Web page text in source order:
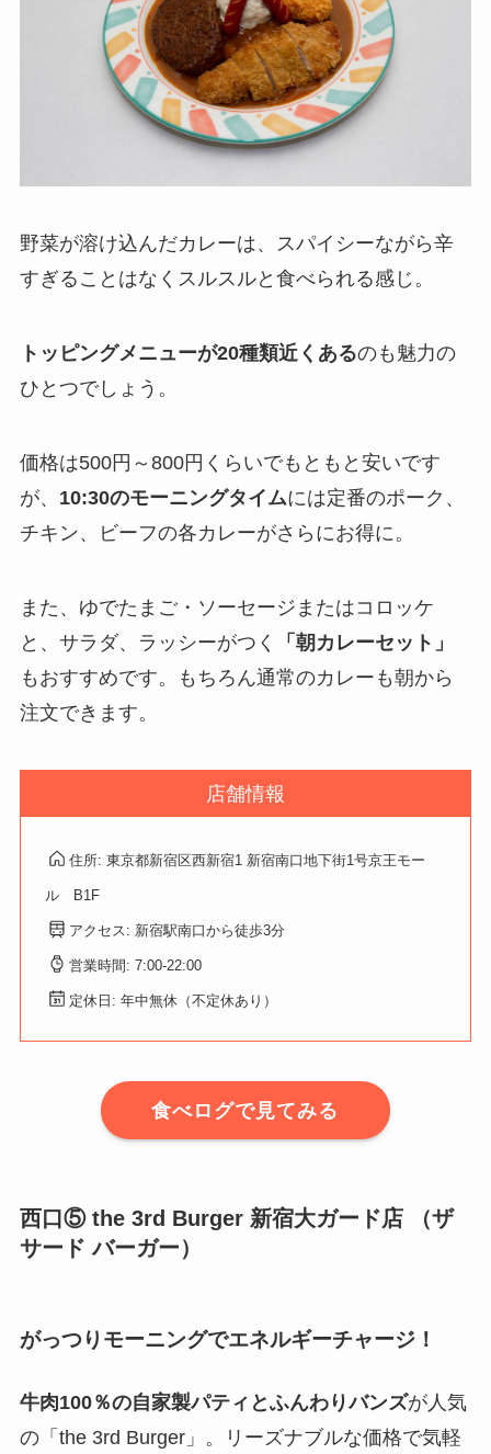
野菜が溶け込んだカレーは、スパイシーながら辛
すぎることはなくスルスルと食べられる感じ。
トッピングメニューが20種類近くあるのも魅力の
ひとつでしょう。
価格は500円～800円くらいでもともと安いです
が、 10:30のモーニングタイムには定番のポーク、
チキン、ビーフの各カレーがさらにお得に。
また、ゆでたまご・ソーセージまたはコロッケ
と、サラダ、ラッシーがつく
「朝カレーセット」
もおすすめです。もちろん通常のカレーも朝から
注文できます。
店舗情報
住所: 東京都新宿区西新宿1 新宿南口地下街1号京王モー
ル B1F
アクセス: 新宿駅南口から徒歩3分
営業時間: 7:00-22:00
定休日: 年中無休（不定休あり）
食べログで見てみる
西口⑤ the 3rd Burger 新宿大ガード店 （ザ
サード バーガー）
がっつりモーニングでエネルギーチャージ！
牛肉100％の自家製パティとふんわりバンズが人気
の「the 3rd Burger」。リーズナブルな価格で気軽